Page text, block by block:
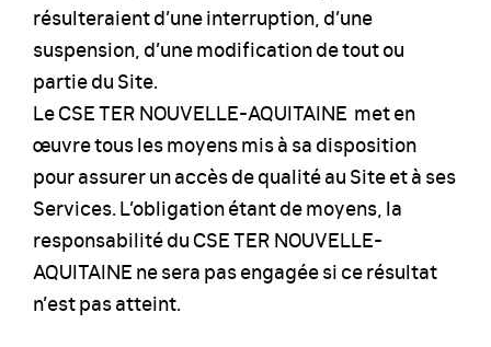
résulteraient d’une interruption, d’une
suspension, d’une modification de tout ou
partie du Site.
Le CSE TER NOUVELLE-AQUITAINE met en
œuvre tous les moyens mis à sa disposition
pour assurer un accès de qualité au Site et à ses
Services. L’obligation étant de moyens, la
responsabilité du CSE TER NOUVELLE-
AQUITAINE ne sera pas engagée si ce résultat
n’est pas atteint.